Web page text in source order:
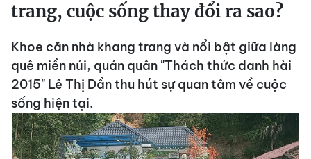
trang, cuộc sống thay đổi ra sao?
Khoe căn nhà khang trang và nổi bật giữa làng
quê miền núi, quán quân "Thách thức danh hài
2015" Lê Thị Dần thu hút sự quan tâm về cuộc
sống hiện tại.